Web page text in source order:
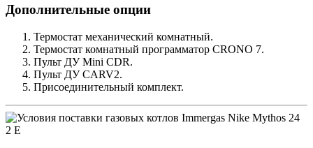
Дополнительные опции
Термостат механический комнатный.
Термостат комнатный программатор CRONO 7.
Пульт ДУ Mini CDR.
Пульт ДУ CARV2.
Присоединительный комплект.